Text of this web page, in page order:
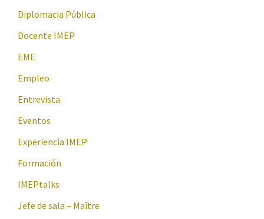
Diplomacia Pública
Docente IMEP
EME
Empleo
Entrevista
Eventos
Experiencia IMEP
Formación
IMEPtalks
Jefe de sala – Maître